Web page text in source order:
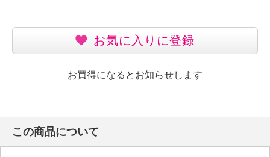
お気に入りに登録
お買得になるとお知らせします
この商品について